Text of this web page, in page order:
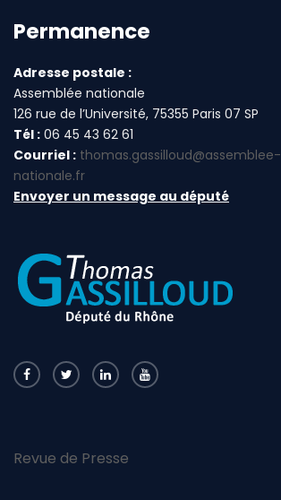
Permanence
Adresse postale :
Assemblée nationale
126 rue de l’Université, 75355 Paris 07 SP
Tél : 06 45 43 62 61
Courriel : thomas.gassilloud@assemblee-
nationale.fr
Envoyer un message au député
Revue de Presse